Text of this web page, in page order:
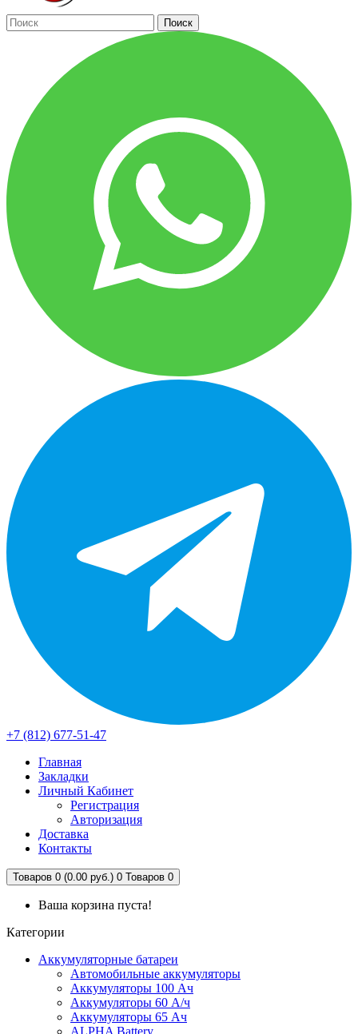
Поиск
+7 (812) 677-51-47
Главная
Закладки
Личный Кабинет
Регистрация
Авторизация
Доставка
Контакты
Товаров 0 (0.00 руб.) 0 Товаров 0
Ваша корзина пуста!
Категории
Аккумуляторные батареи
Автомобильные аккумуляторы
Аккумуляторы 100 Ач
Аккумуляторы 60 А/ч
Аккумуляторы 65 Ач
ALPHA Battery